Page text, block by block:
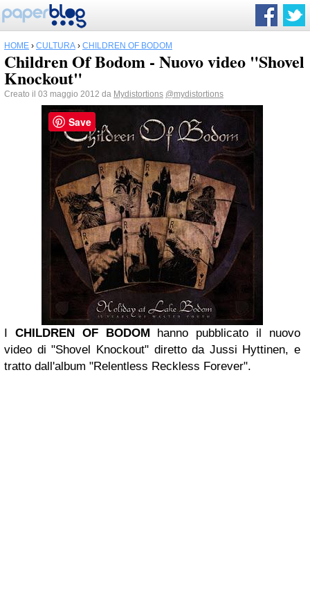
HOME › CULTURA › CHILDREN OF BODOM
Children Of Bodom - Nuovo video "Shovel
Knockout"
Creato il 03 maggio 2012 da Mydistortions @mydistortions
I CHILDREN OF BODOM hanno pubblicato il nuovo
video di "Shovel Knockout" diretto da Jussi Hyttinen, e
tratto dall'album "Relentless Reckless Forever".
Save